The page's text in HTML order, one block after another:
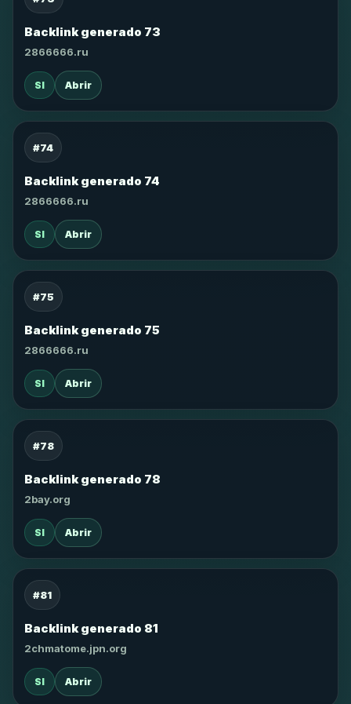
Backlink generado 73
2866666.ru
SI Abrir
#74
Backlink generado 74
2866666.ru
SI Abrir
#75
Backlink generado 75
2866666.ru
SI Abrir
#78
Backlink generado 78
2bay.org
SI Abrir
#81
Backlink generado 81
2chmatome.jpn.org
SI Abrir